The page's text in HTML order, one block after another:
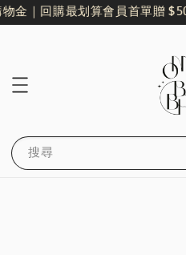
｜回購最划算會員首單贈 $50
搜尋